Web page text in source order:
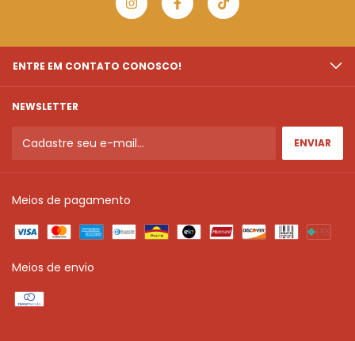
ENTRE EM CONTATO CONOSCO!
NEWSLETTER
Meios de pagamento
Meios de envio